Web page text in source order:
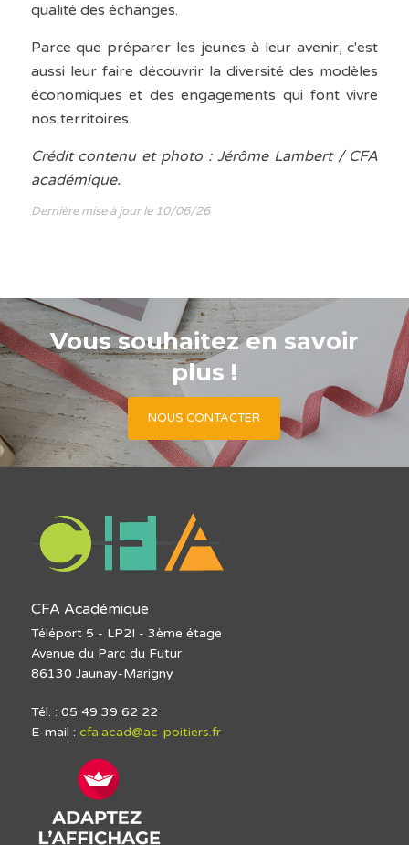
qualité des échanges.
Parce que préparer les jeunes à leur avenir, c'est
aussi leur faire découvrir la diversité des modèles
économiques et des engagements qui font vivre
nos territoires.
Crédit contenu et photo : Jérôme Lambert / CFA
académique.
Dernière mise à jour le 10/06/26
Vous souhaitez en savoir
plus !
NOUS CONTACTER
CFA Académique
Téléport 5 - LP2I - 3ème étage
Avenue du Parc du Futur
86130 Jaunay-Marigny
Tél. : 05 49 39 62 22
E-mail : cfa.acad@ac-poitiers.fr